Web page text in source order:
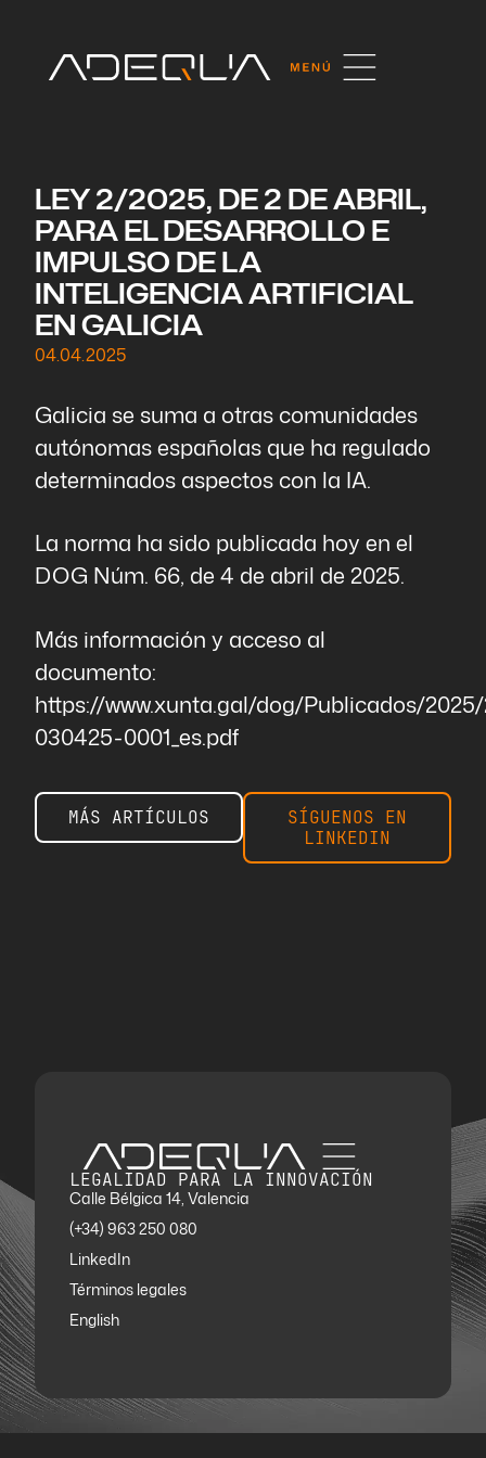
LEY 2/2025, DE 2 DE ABRIL,
PARA EL DESARROLLO E
IMPULSO DE LA
INTELIGENCIA ARTIFICIAL
EN GALICIA
04.04.2025
Galicia se suma a otras comunidades
autónomas españolas que ha regulado
determinados aspectos con la IA.
La norma ha sido publicada hoy en el
DOG Núm. 66, de 4 de abril de 2025.
Más información y acceso al
documento:
https://www.xunta.gal/dog/Publicados/
030425-0001_es.pdf
MÁS ARTÍCULOS
SÍGUENOS EN
LINKEDIN
LEGALIDAD PARA LA INNOVACIÓN
Calle Bélgica 14, Valencia
(+34) 963 250 080
LinkedIn
Términos legales
English